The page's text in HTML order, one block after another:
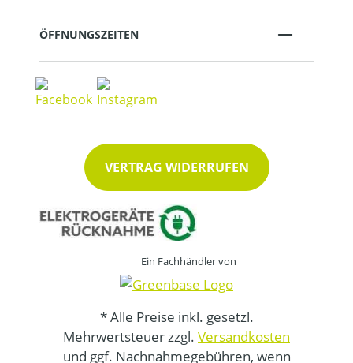
ÖFFNUNGSZEITEN
VERTRAG WIDERRUFEN
Ein Fachhändler von
* Alle Preise inkl. gesetzl.
Mehrwertsteuer zzgl. Versandkosten
und ggf. Nachnahmegebühren, wenn